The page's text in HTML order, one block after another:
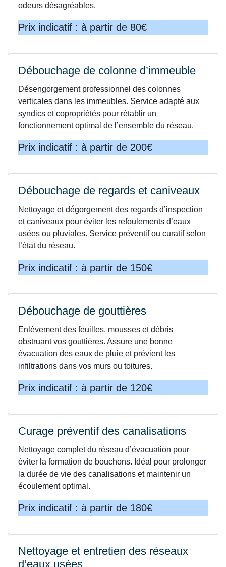
odeurs désagréables.
Prix indicatif : à partir de 80€
Débouchage de colonne d’immeuble
Désengorgement professionnel des colonnes
verticales dans les immeubles. Service adapté aux
syndics et copropriétés pour rétablir un
fonctionnement optimal de l’ensemble du réseau.
Prix indicatif : à partir de 200€
Débouchage de regards et caniveaux
Nettoyage et dégorgement des regards d’inspection
et caniveaux pour éviter les refoulements d’eaux
usées ou pluviales. Service préventif ou curatif selon
l’état du réseau.
Prix indicatif : à partir de 150€
Débouchage de gouttières
Enlèvement des feuilles, mousses et débris
obstruant vos gouttières. Assure une bonne
évacuation des eaux de pluie et prévient les
infiltrations dans vos murs ou toitures.
Prix indicatif : à partir de 120€
Curage préventif des canalisations
Nettoyage complet du réseau d’évacuation pour
éviter la formation de bouchons. Idéal pour prolonger
la durée de vie des canalisations et maintenir un
écoulement optimal.
Prix indicatif : à partir de 180€
Nettoyage et entretien des réseaux
d’eaux usées